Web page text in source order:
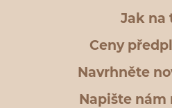
Jak na
Ceny
Navrhněte
Napište nám